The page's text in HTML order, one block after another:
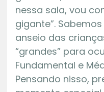
nessa sala, vou
gigante”.
anseio das
“grandes” para
Fundamental e
Pensando nisso,